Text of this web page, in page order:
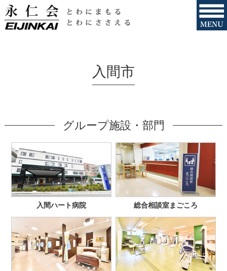
入間市
グループ施設・部門
入間ハート病院 総合相談室まごころ